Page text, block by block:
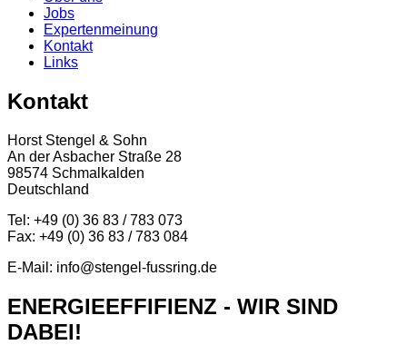
Jobs
Expertenmeinung
Kontakt
Links
Kontakt
Horst Stengel & Sohn
An der Asbacher Straße 28
98574 Schmalkalden
Deutschland
Tel: +49 (0) 36 83 / 783 073
Fax: +49 (0) 36 83 / 783 084
E-Mail: info@stengel-fussring.de
ENERGIEEFFIFIENZ - WIR SIND
DABEI!